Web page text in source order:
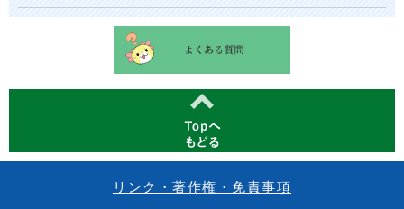
リンク・著作権・免責事項